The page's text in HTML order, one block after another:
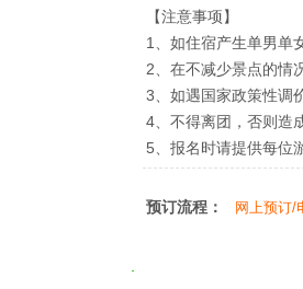
【注意事项】
1、如住宿产生单男单
2、在不减少景点的情
3、如遇国家政策性调
4、不得离团，否则造
5、报名时请提供每位
预订流程： 网上预订/